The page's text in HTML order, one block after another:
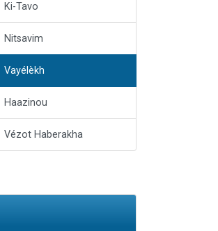
Ki-Tavo
Nitsavim
Vayélèkh
Haazinou
Vézot Haberakha